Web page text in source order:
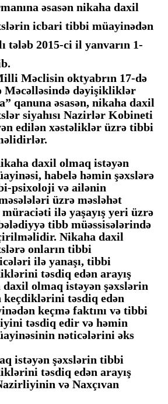
əsasən nikaha daxil
icbari tibbi müayinədən
tələb 2015-ci il yanvarın 1-
Məclisin oktyabrın 17-də
Məcəlləsində dəyişikliklər
qanuna əsasən, nikaha daxil
siyahısı Nazirlər Kobineti
edilən xəstəliklər üzrə tibbi
daxil olmaq istəyən
habelə həmin şəxslərə
psixoloji və ailənin
üzrə məsləhət
ilə yaşayış yeri üzrə
tibb müəssisələrində
Nikaha daxil
onların tibbi
ilə yanaşı, tibbi
təsdiq edən arayış
olmaq istəyən şəxslərin
təsdiq edən
keçmə faktını və tibbi
təsdiq edir və həmin
nəticələrini əks
istəyən şəxslərin tibbi
təsdiq edən arayış
və Naxçıvan